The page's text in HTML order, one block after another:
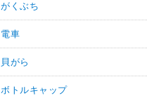
がくぶち
電車
貝がら
ボトルキャップ